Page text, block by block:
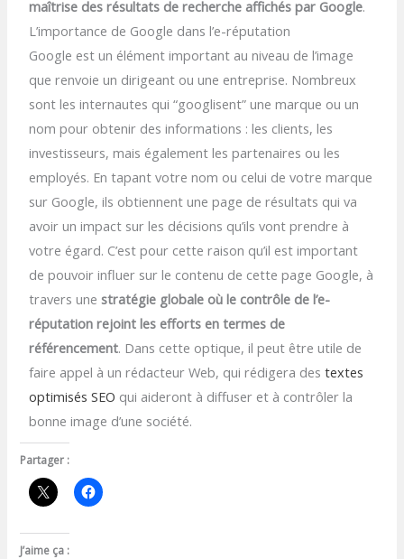
maîtrise des résultats de recherche affichés par Google.
L’importance de Google dans l’e-réputation
Google est un élément important au niveau de l’image
que renvoie un dirigeant ou une entreprise. Nombreux
sont les internautes qui “googlisent” une marque ou un
nom pour obtenir des informations : les clients, les
investisseurs, mais également les partenaires ou les
employés. En tapant votre nom ou celui de votre marque
sur Google, ils obtiennent une page de résultats qui va
avoir un impact sur les décisions qu’ils vont prendre à
votre égard. C’est pour cette raison qu’il est important
de pouvoir influer sur le contenu de cette page Google, à
travers unestratégie globale où le contrôle de l’e-
réputation rejoint les efforts en termes de
référencement. Dans cette optique, il peut être utile de
faire appel à un rédacteur Web, qui rédigera destextes
optimisés SEO qui aideront à diffuser et à contrôler la
bonne image d’une société.
Partager :
J’aime ça :